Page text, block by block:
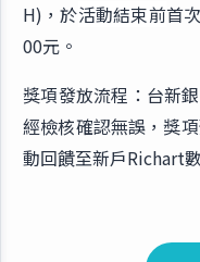
H)，於活動結束前首
00元。
獎項發放流程：台新
經檢核確認無誤，獎
動回饋至新戶Richart